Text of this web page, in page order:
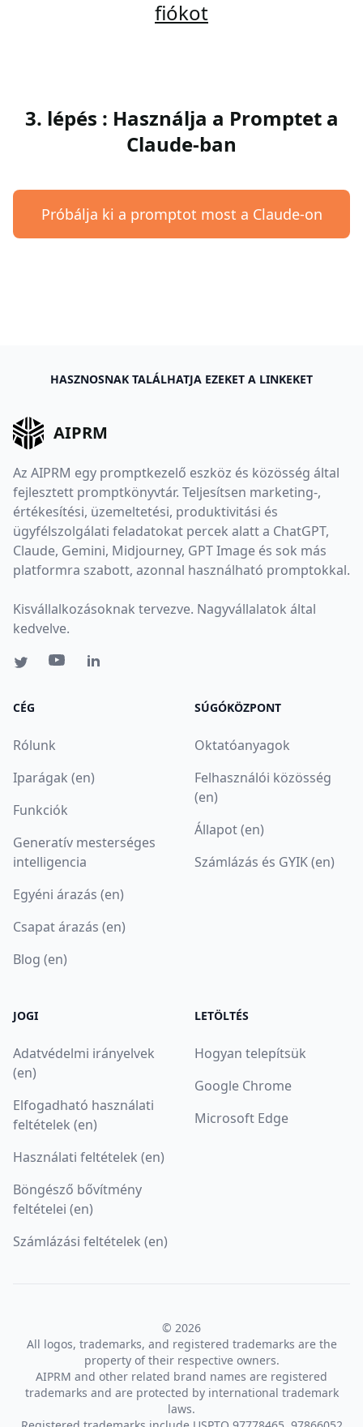
fiókot
3. lépés : Használja a Promptet a
Claude-ban
Próbálja ki a promptot most a Claude-on
HASZNOSNAK TALÁLHATJA EZEKET A LINKEKET
AIPRM
Az AIPRM egy promptkezelő eszköz és közösség által
fejlesztett promptkönyvtár. Teljesítsen marketing-,
értékesítési, üzemeltetési, produktivitási és
ügyfélszolgálati feladatokat percek alatt a ChatGPT,
Claude, Gemini, Midjourney, GPT Image és sok más
platformra szabott, azonnal használható promptokkal.
Kisvállalkozásoknak tervezve. Nagyvállalatok által
kedvelve.
CÉG
Rólunk
Iparágak (en)
Funkciók
Generatív mesterséges
intelligencia
Egyéni árazás (en)
Csapat árazás (en)
Blog (en)
SÚGÓKÖZPONT
Oktatóanyagok
Felhasználói közösség
(en)
Állapot (en)
Számlázás és GYIK (en)
JOGI
Adatvédelmi irányelvek
(en)
Elfogadható használati
feltételek (en)
Használati feltételek (en)
Böngésző bővítmény
feltételei (en)
Számlázási feltételek (en)
LETÖLTÉS
Hogyan telepítsük
Google Chrome
Microsoft Edge
© 2026
All logos, trademarks, and registered trademarks are the
property of their respective owners.
AIPRM and other related brand names are registered
trademarks and are protected by international trademark
laws.